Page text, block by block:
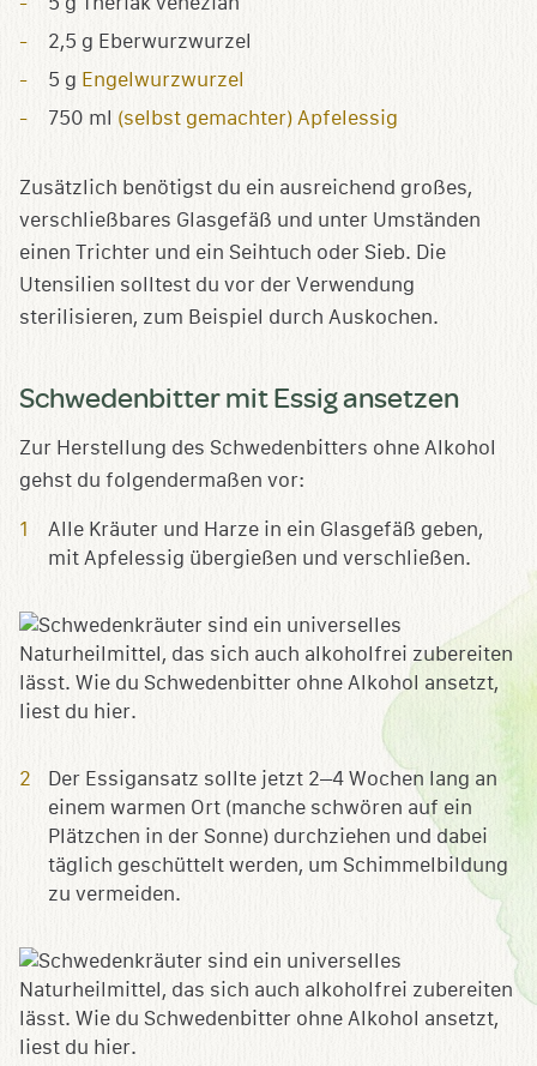
2,5 g Eberwurzwurzel
5 g Engelwurzwurzel
750 ml (selbst gemachter) Apfelessig
Zusätzlich benötigst du ein ausreichend großes,
verschließbares Glasgefäß und unter Umständen
einen Trichter und ein Seihtuch oder Sieb. Die
Utensilien solltest du vor der Verwendung
sterilisieren, zum Beispiel durch Auskochen.
Schwedenbitter mit Essig ansetzen
Zur Herstellung des Schwedenbitters ohne Alkohol
gehst du folgendermaßen vor:
Alle Kräuter und Harze in ein Glasgefäß geben,
mit Apfelessig übergießen und verschließen.
​​Der Essigansatz sollte jetzt 2–4 Wochen lang an
einem warmen Ort (manche schwören auf ein
Plätzchen in der Sonne) durchziehen und dabei
täglich geschüttelt werden, um Schimmelbildung
zu vermeiden.